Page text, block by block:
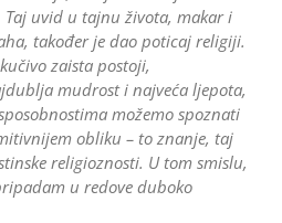
Taj uvid u tajnu života, makar i
također je dao poticaj religiji.
zaista postoji,
mudrost i najveća ljepota,
možemo spoznati
obliku – to znanje, taj
religioznosti. U tom smislu,
u redove duboko